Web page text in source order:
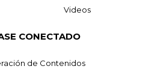
Videos
CONECTADO
de Contenidos